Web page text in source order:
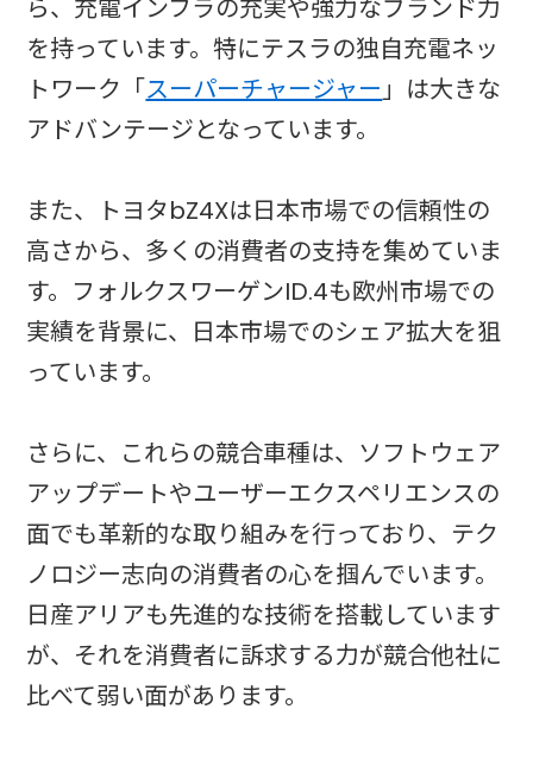
ら、充電インフラの充実や強力なブランド力
を持っています。特にテスラの独自充電ネッ
トワーク「スーパーチャージャー」は大きな
アドバンテージとなっています。
また、トヨタbZ4Xは日本市場での信頼性の
高さから、多くの消費者の支持を集めていま
す。フォルクスワーゲンID.4も欧州市場での
実績を背景に、日本市場でのシェア拡大を狙
っています。
さらに、これらの競合車種は、ソフトウェア
アップデートやユーザーエクスペリエンスの
面でも革新的な取り組みを行っており、テク
ノロジー志向の消費者の心を掴んでいます。
日産アリアも先進的な技術を搭載しています
が、それを消費者に訴求する力が競合他社に
比べて弱い面があります。